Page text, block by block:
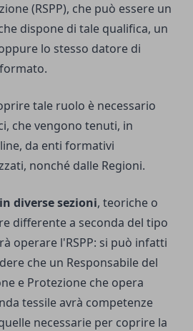
(RSPP), che può essere un
dispone di tale qualifica, un
lo stesso datore di
tale ruolo è necessario
che vengono tenuti, in
da enti formativi
nonché dalle Regioni.
diverse sezioni, teoriche o
differente a seconda del tipo
operare l'RSPP: si può infatti
che un Responsabile del
e Protezione che opera
tessile avrà competenze
necessarie per coprire la